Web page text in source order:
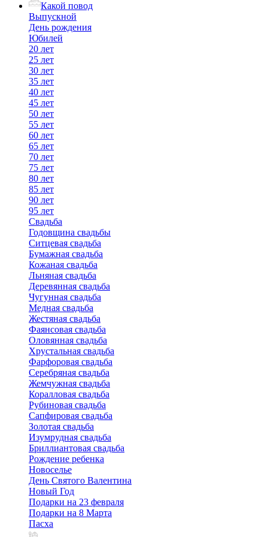
Какой повод
Выпускной
День рождения
Юбилей
20 лет
25 лет
30 лет
35 лет
40 лет
45 лет
50 лет
55 лет
60 лет
65 лет
70 лет
75 лет
80 лет
85 лет
90 лет
95 лет
Свадьба
Годовщина свадьбы
Ситцевая свадьба
Бумажная свадьба
Кожаная свадьба
Льняная свадьба
Деревянная свадьба
Чугунная свадьба
Медная свадьба
Жестяная свадьба
Фаянсовая свадьба
Оловянная свадьба
Хрустальная свадьба
Фарфоровая свадьба
Серебряная свадьба
Жемчужная свадьба
Коралловая свадьба
Рубиновая свадьба
Сапфировая свадьба
Золотая свадьба
Изумрудная свадьба
Бриллиантовая свадьба
Рождение ребенка
Новоселье
День Святого Валентина
Новый Год
Подарки на 23 февраля
Подарки на 8 Марта
Пасха